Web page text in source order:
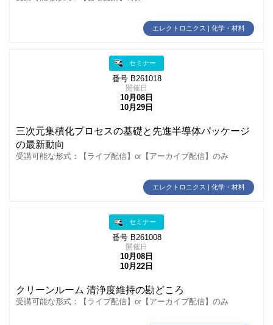
エレクトロニクス | 化学・材料
セミナー
番号 B261018
開催日
10月08日
10月29日
三次元集積化プロセスの基礎と先進半導体パッケージ
の最新動向
受講可能な形式：【ライブ配信】or【アーカイブ配信】のみ
エレクトロニクス | 化学・材料
セミナー
番号 B261008
開催日
10月08日
10月22日
クリーンルーム 清浄度維持の勘どころ
受講可能な形式：【ライブ配信】or【アーカイブ配信】のみ